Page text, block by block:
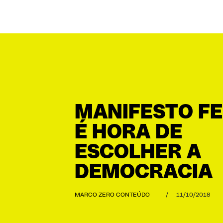
MANIFESTO
É HORA DE
ESCOLHER A
DEMOCRACIA
MARCO ZERO CONTEÚDO / 11/10/2018